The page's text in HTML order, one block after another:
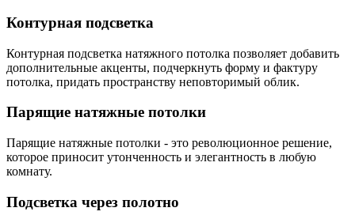
Контурная подсветка
Контурная подсветка натяжного потолка позволяет добавить
дополнительные акценты, подчеркнуть форму и фактуру
потолка, придать пространству неповторимый облик.
Парящие натяжные потолки
Парящие натяжные потолки - это революционное решение,
которое приносит утонченность и элегантность в любую
комнату.
Подсветка через полотно